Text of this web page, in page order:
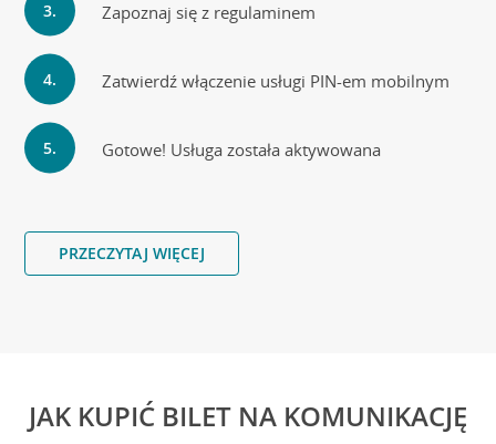
Zapoznaj się z regulaminem
Zatwierdź włączenie usługi PIN-em mobilnym
Gotowe! Usługa została aktywowana
PRZECZYTAJ WIĘCEJ
JAK KUPIĆ BILET NA KOMUNIKACJĘ